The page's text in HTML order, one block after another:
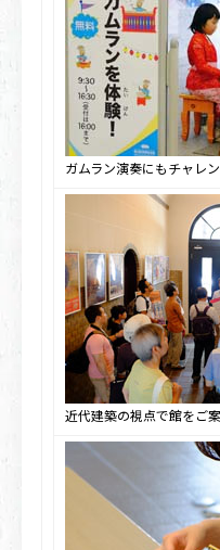
ガムラン演奏にもチャレン
近代建築の視点で館をご